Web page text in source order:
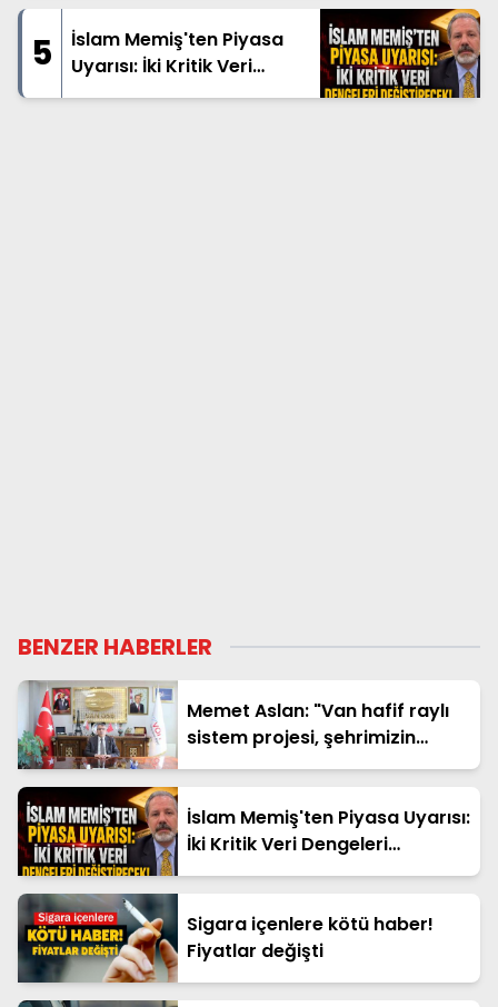
5
İslam Memiş'ten Piyasa
Uyarısı: İki Kritik Veri
Dengeleri Değiştirecek!
BENZER HABERLER
Memet Aslan: "Van hafif raylı
sistem projesi, şehrimizin
geleceğine yapılan en büyük
İslam Memiş'ten Piyasa Uyarısı:
İki Kritik Veri Dengeleri
Değiştirecek!
Sigara içenlere kötü haber!
Fiyatlar değişti